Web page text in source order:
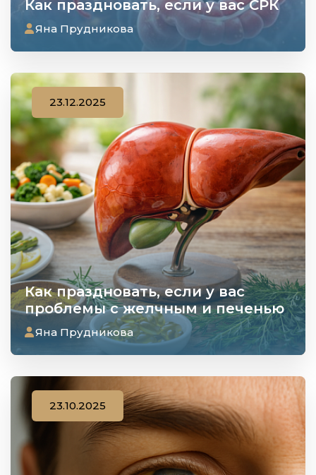
Как праздновать, если у вас СРК
Яна Прудникова
Как праздновать, если у вас
проблемы с желчным и печенью
23.12.2025
Яна Прудникова
23.10.2025